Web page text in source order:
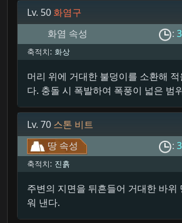
Lv. 50 화염구
화염 속성
:
축적치: 화상
머리 위에 거대한 불덩이를 소환해
다. 충돌 시 폭발하여 폭풍이 넓은 범
Lv. 70 스톤 비트
땅 속성
:
축적치: 진흙
주변의 지면을 뒤흔들어 거대한 바위
워 낸다.